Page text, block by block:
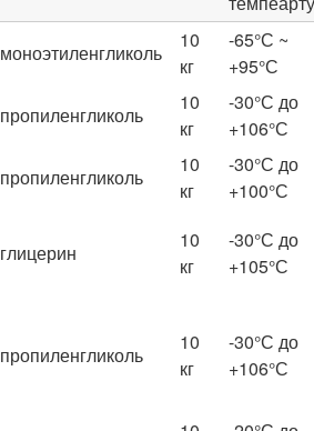
моноэтиленгликоль
10
кг
-65°С ~
+95°С
пропиленгликоль
10
кг
-30°С до
+106°С
пропиленгликоль
10
кг
-30°С до
+100°С
глицерин
10
кг
-30°С до
+105°С
пропиленгликоль
10
кг
-30°С до
+106°С